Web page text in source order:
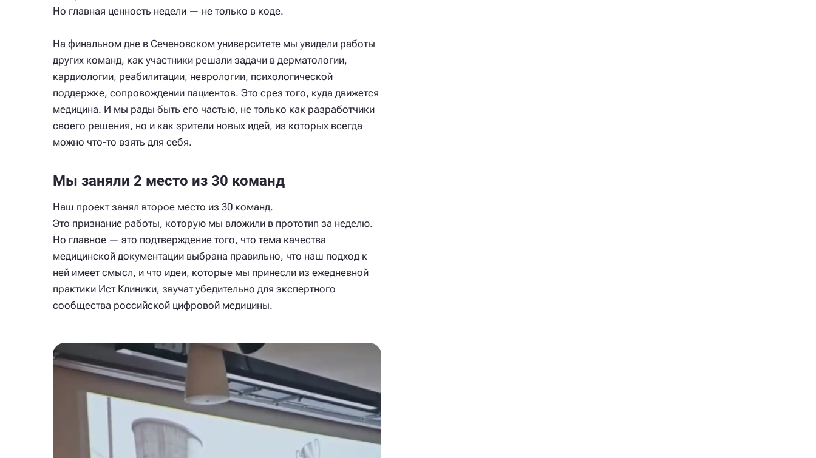
Но главная ценность недели — не только в коде.
На финальном дне в Сеченовском университете мы увидели работы
других команд, как участники решали задачи в дерматологии,
кардиологии, реабилитации, неврологии, психологической
поддержке, сопровождении пациентов. Это срез того, куда движется
медицина. И мы рады быть его частью, не только как разработчики
своего решения, но и как зрители новых идей, из которых всегда
можно что-то взять для себя.
Мы заняли 2 место из 30 команд
Наш проект занял второе место из 30 команд.
Это признание работы, которую мы вложили в прототип за неделю.
Но главное — это подтверждение того, что тема качества
медицинской документации выбрана правильно, что наш подход к
ней имеет смысл, и что идеи, которые мы принесли из ежедневной
практики Ист Клиники, звучат убедительно для экспертного
сообщества российской цифровой медицины.